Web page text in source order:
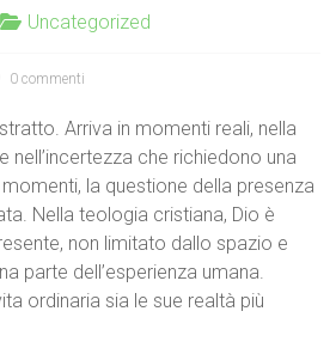
Uncategorized
0 commenti
Arriva in momenti reali, nella
nell’incertezza che richiedono una
la questione della presenza
Nella teologia cristiana, Dio è
non limitato dallo spazio e
parte dell’esperienza umana.
ordinaria sia le sue realtà più